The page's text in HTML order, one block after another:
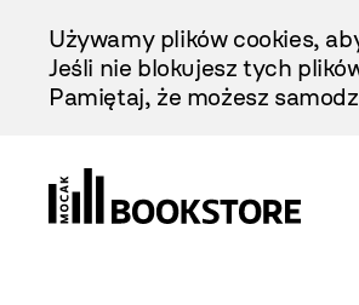
Treści
Używamy plików cookies,
Jeśli nie blokujesz tych
Pamiętaj, że możesz